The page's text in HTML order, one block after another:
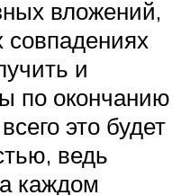
вложений,
совпадениях
и
по окончанию
это будет
ведь
каждом